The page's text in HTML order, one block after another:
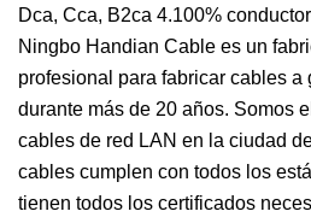
Dca, Cca, B2ca 4.100%
Ningbo Handian Cable es un
profesional para fabricar cables
durante más de 20 años. Somos
cables de red LAN en la ciudad
cables cumplen con todos los
tienen todos los certificados